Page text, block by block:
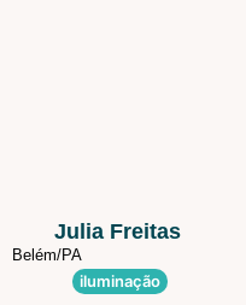
Julia Freitas
Belém/PA
iluminação